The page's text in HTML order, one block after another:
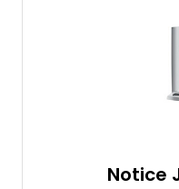
Notice